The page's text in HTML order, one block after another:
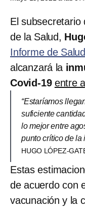
El subsecretario
de la Salud,
Informe de
alcanzará la
Covid-19 entre
“Estaríamos
suficiente
lo mejor entre
punto crítico de la
HUGO LÓPEZ-
Estas
de acuerdo con
vacunación y la